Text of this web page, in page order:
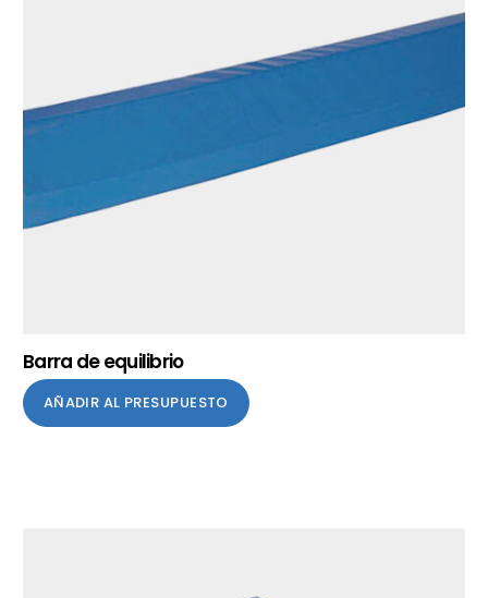
Barra de equilibrio
AÑADIR AL PRESUPUESTO